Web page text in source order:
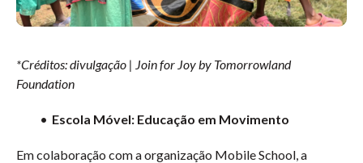
*Créditos: divulgação | Join for Joy by Tomorrowland
Foundation
Escola Móvel: Educação em Movimento
Em colaboração com a organização Mobile School, a